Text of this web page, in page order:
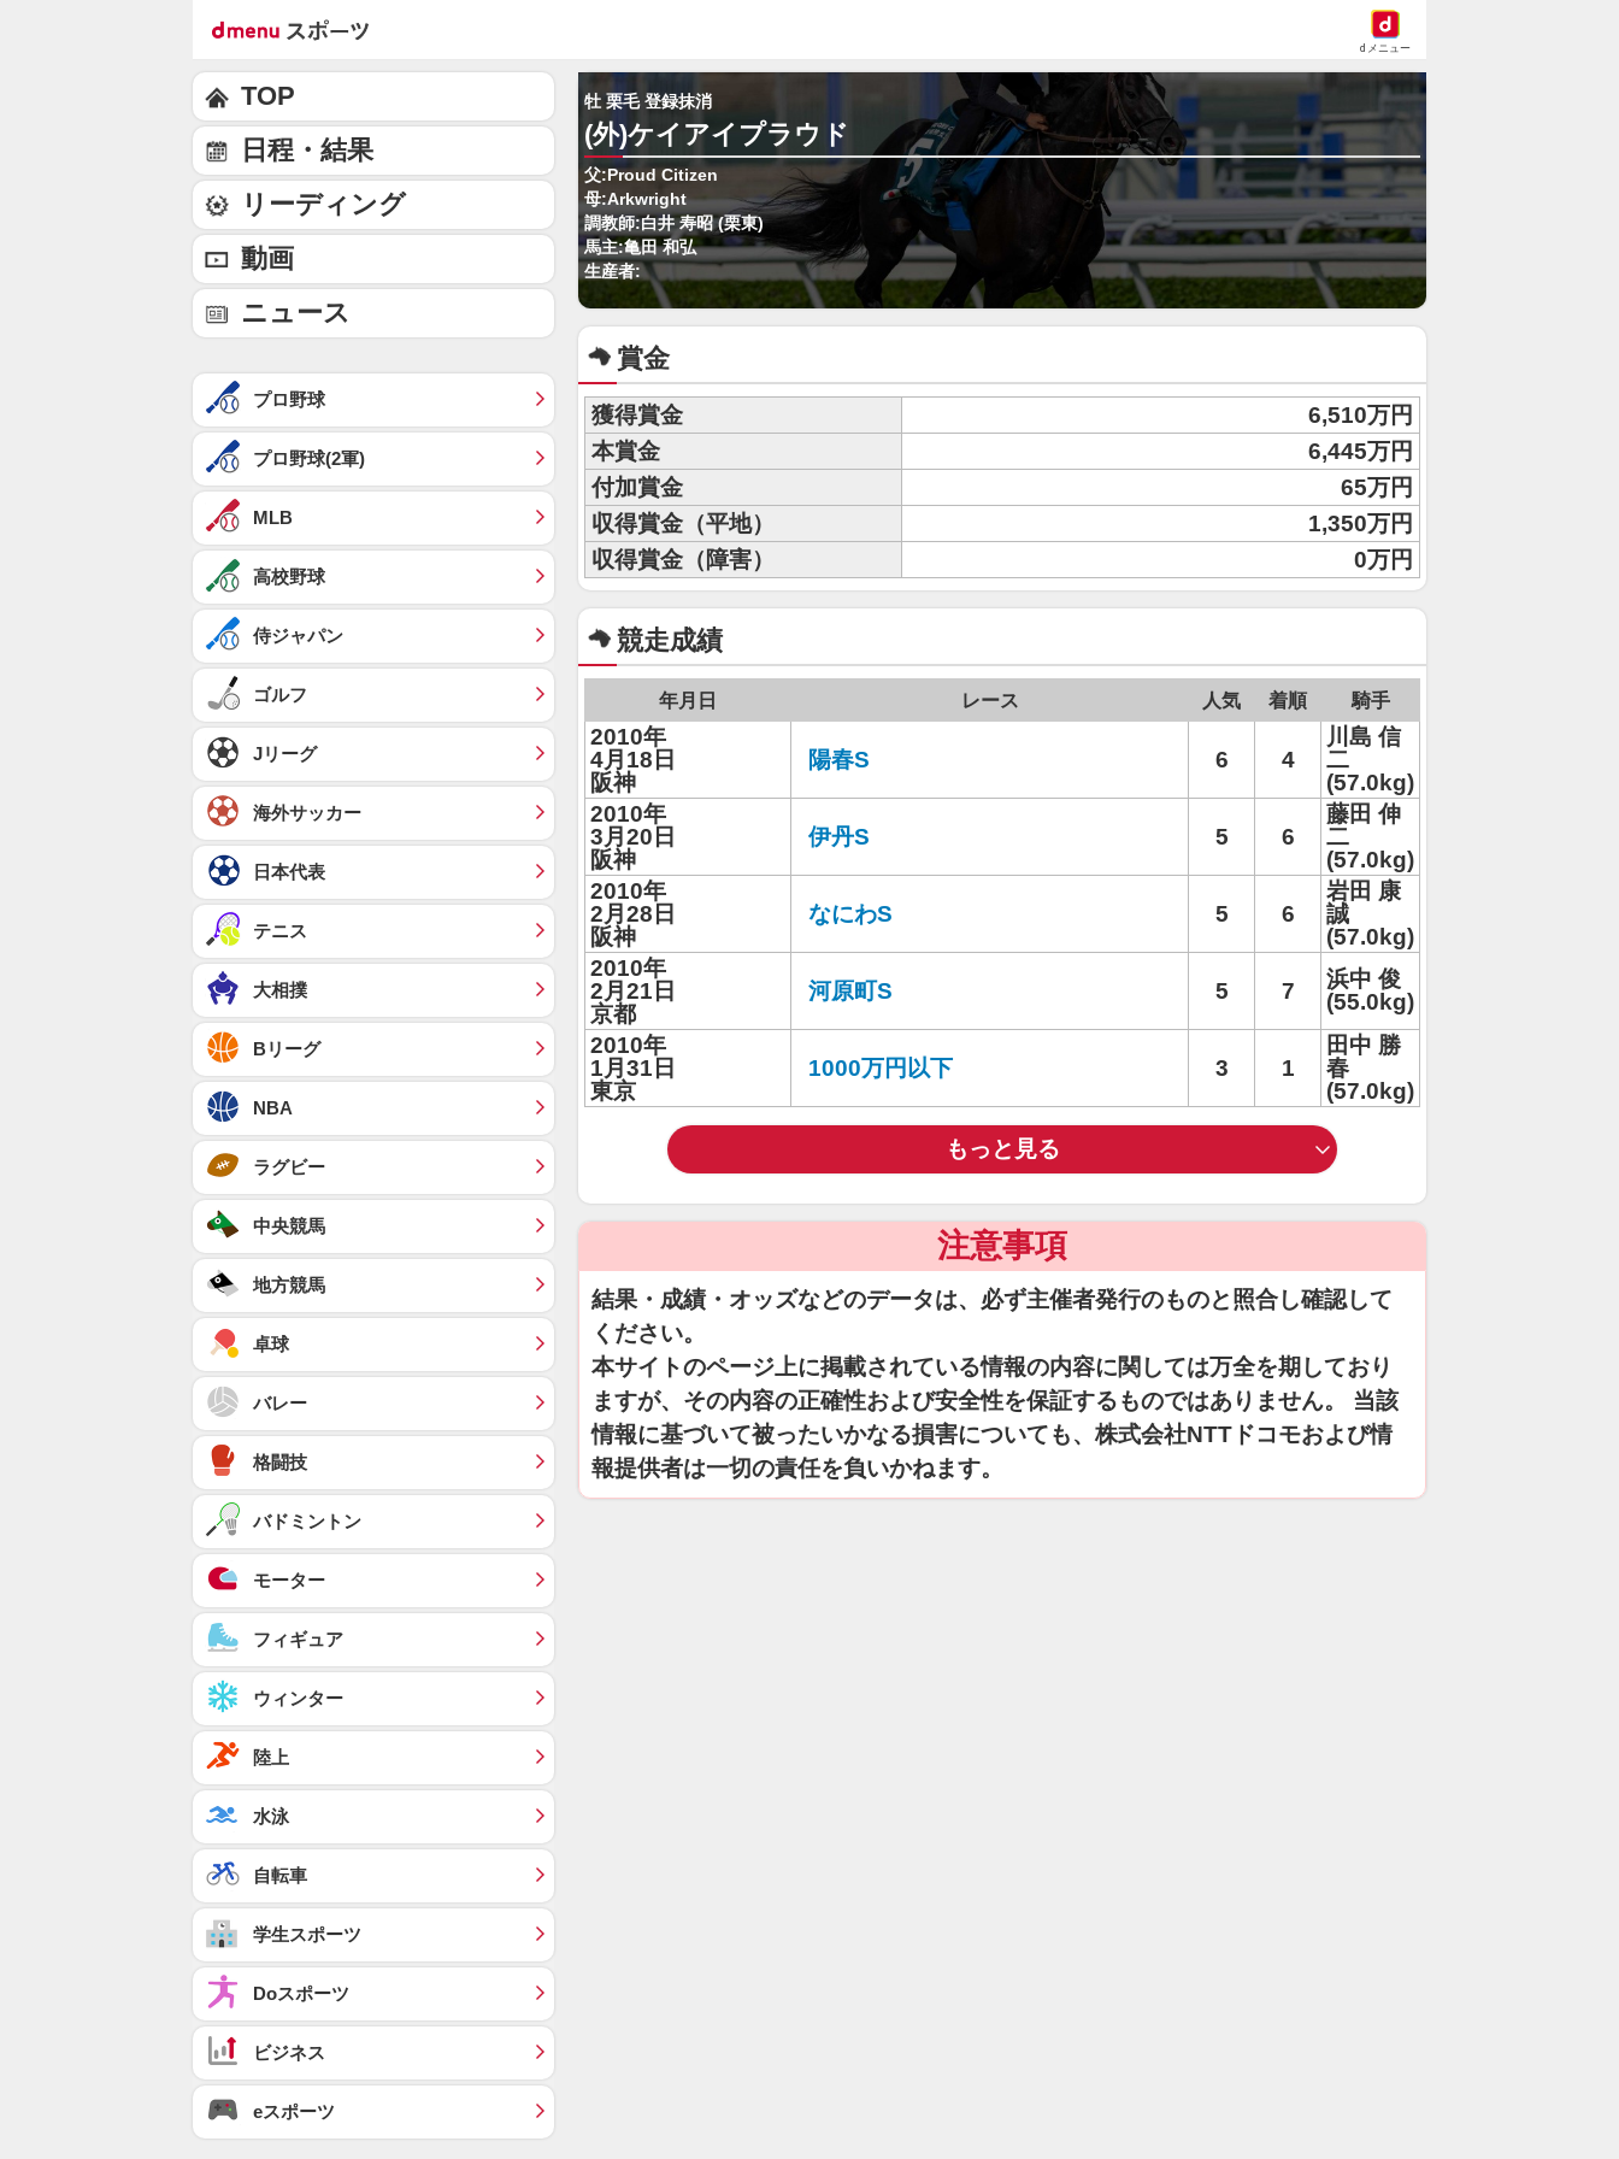
dメニュー
牡 栗毛 登録抹消
(外)ケイアイプラウド
父:Proud Citizen
母:Arkwright
調教師:白井 寿昭 (栗東)
馬主:亀田 和弘
生産者:
賞金
獲得賞金
6,510万円
本賞金
6,445万円
付加賞金
65万円
収得賞金（平地）
1,350万円
収得賞金（障害）
0万円
競走成績
年月日 レース 人気 着順 騎手
2010年
4月18日
阪神
陽春S 6 4
川島 信
二
(57.0kg)
2010年
3月20日
阪神
伊丹S 5 6
藤田 伸
二
(57.0kg)
2010年
2月28日
阪神
なにわS 5 6
岩田 康
誠
(57.0kg)
2010年
2月21日
京都
河原町S 5 7
浜中 俊
(55.0kg)
2010年
1月31日
東京
1000万円以下 3 1
田中 勝
春
(57.0kg)
もっと見る
注意事項
結果・成績・オッズなどのデータは、必ず主催者発行のものと照合し確認して
ください。
本サイトのページ上に掲載されている情報の内容に関しては万全を期しており
ますが、その内容の正確性および安全性を保証するものではありません。 当該
情報に基づいて被ったいかなる損害についても、株式会社NTTドコモおよび情
報提供者は一切の責任を負いかねます。
TOP
日程・結果
リーディング
動画
ニュース
プロ野球
プロ野球(2軍)
MLB
高校野球
侍ジャパン
ゴルフ
Jリーグ
海外サッカー
日本代表
テニス
大相撲
Bリーグ
NBA
ラグビー
中央競馬
地方競馬
卓球
バレー
格闘技
バドミントン
モーター
フィギュア
ウィンター
陸上
水泳
自転車
学生スポーツ
Doスポーツ
ビジネス
eスポーツ